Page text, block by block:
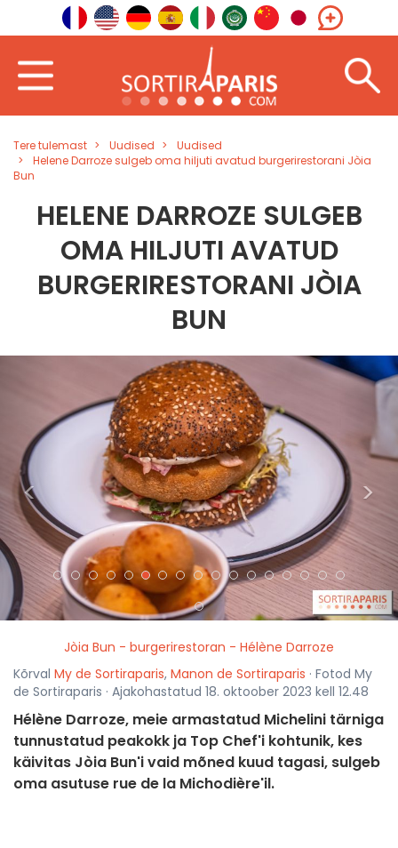
Tere tulemast Uudised
Uudised
Helene Darroze sulgeb oma hiljuti avatud burgerirestorani Jòia
Bun
HELENE DARROZE SULGEB
OMA HILJUTI AVATUD
BURGERIRESTORANI JÒIA
BUN
< >
Jòia Bun - burgerirestoran - Hélène Darroze
Kõrval My de Sortiraparis, Manon de Sortiraparis · Fotod My
de Sortiraparis · Ajakohastatud 18. oktoober 2023 kell 12.48
Hélène Darroze, meie armastatud Michelini tärniga
tunnustatud peakokk ja Top Chef'i kohtunik, kes
käivitas Jòia Bun'i vaid mõned kuud tagasi, sulgeb
oma asutuse rue de la Michodière'il.